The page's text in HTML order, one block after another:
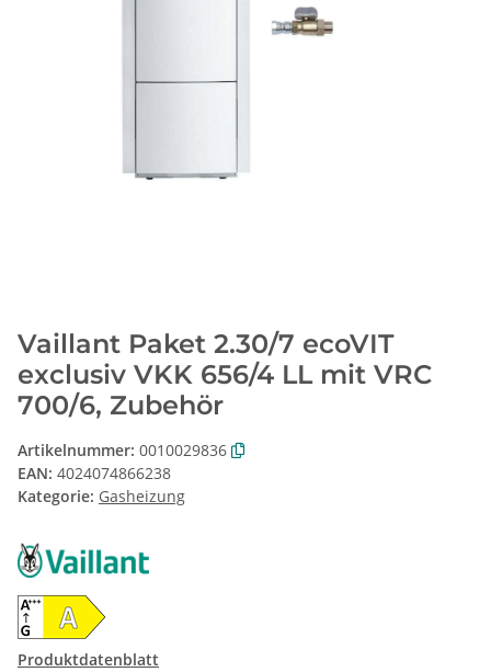
Vaillant Paket 2.30/7 ecoVIT
exclusiv VKK 656/4 LL mit VRC
700/6, Zubehör
Artikelnummer: 0010029836
EAN: 4024074866238
Kategorie: Gasheizung
Produktdatenblatt